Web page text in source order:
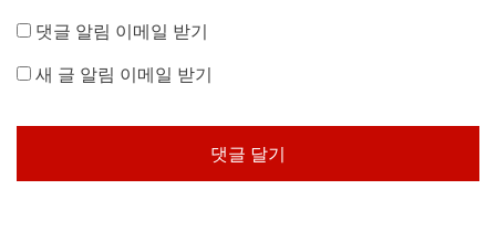
댓글 알림 이메일 받기
새 글 알림 이메일 받기